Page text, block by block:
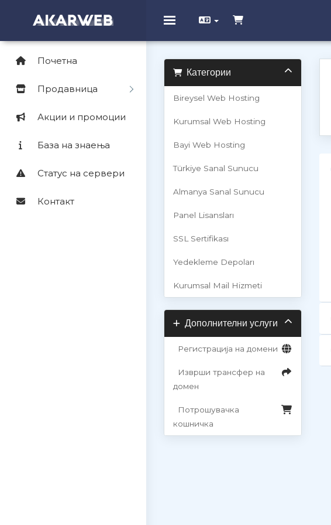
Toggle navigation
Почетна
Продавница
Акции и промоции
База на знаења
Статус на сервери
Контакт
Категории
Bireysel Web Hosting
Kurumsal Web Hosting
Bayi Web Hosting
Türkiye Sanal Sunucu
Almanya Sanal Sunucu
Panel Lisansları
SSL Sertifikası
Yedekleme Depoları
Kurumsal Mail Hizmeti
Дополнителни услуги
Регистрација на домени
Изврши трансфер на
домен
Потрошувачка
кошничка